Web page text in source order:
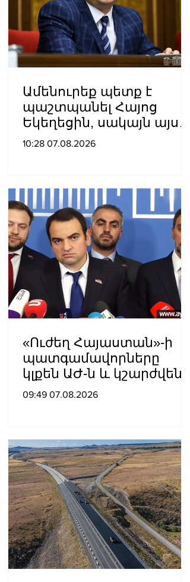
Ամենուրեք պետք է
պաշտպանել Հայոց
Եկեղեցին, սակայն այս
ամենին վերջ տալու,
իշխանափոխությունն է.
Տիգրան Աբրահամյան
10:28 07.08.2026
«Ուժեղ Հայաստան»-ի
պատգամավորները
կլքեն ԱԺ-ն և կշարժվեն
դեպի Էջմիածին
09:49 07.08.2026